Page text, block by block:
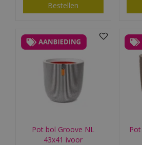
Bestellen
Pot bol Groove NL
43x41 ivoor